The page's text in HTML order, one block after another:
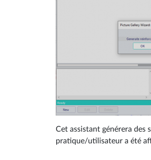
Cet assistant générera des
pratique/utilisateur a été